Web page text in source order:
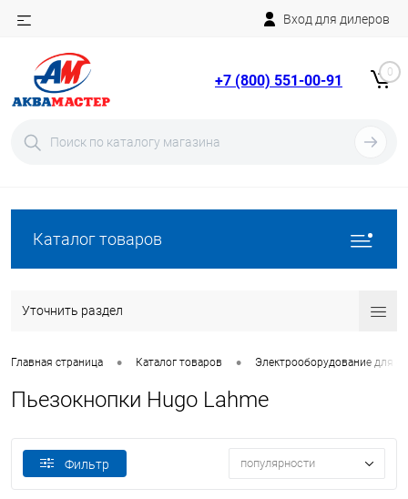
Вход для дилеров
+7 (800) 551-00-91 0
Каталог товаров
Уточнить раздел
Главная страница • Каталог товаров • Электрооборудование для
Пьезокнопки Hugo Lahme
Фильтр популярности